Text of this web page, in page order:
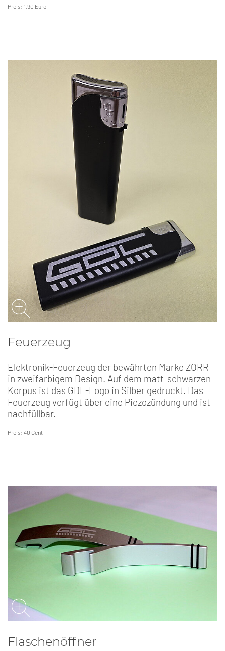
Preis: 1,90 Euro
Feuerzeug
Elektronik-Feuerzeug der bewährten Marke ZORR
in zweifarbigem Design. Auf dem matt-schwarzen
Korpus ist das GDL-Logo in Silber gedruckt. Das
Feuerzeug verfügt über eine Piezozündung und ist
nachfüllbar.
Preis: 40 Cent
Flaschenöffner